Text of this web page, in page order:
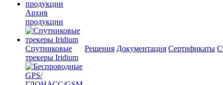
Архив
продукции
Спутниковые
трекеры Iridium
Решения Документация Сертификаты